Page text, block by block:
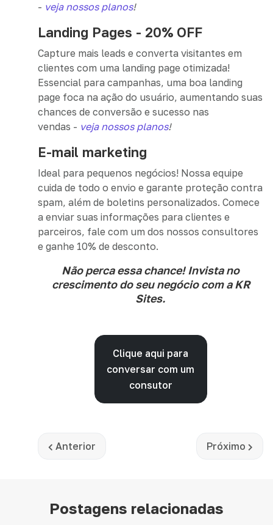
- veja nossos planos!
Landing Pages - 20% OFF
Capture mais leads e converta visitantes em
clientes com uma landing page otimizada!
Essencial para campanhas, uma boa landing
page foca na ação do usuário, aumentando suas
chances de conversão e sucesso nas
vendas - veja nossos planos!
E-mail marketing
Ideal para pequenos negócios! Nossa equipe
cuida de todo o envio e garante proteção contra
spam, além de boletins personalizados. Comece
a enviar suas informações para clientes e
parceiros, fale com um dos nossos consultores
e ganhe 10% de desconto.
Não perca essa chance! Invista no
crescimento do seu negócio com a KR
Sites.
Clique aqui para
conversar com um
consutor
Artigo anterior: Como começar um blog
Anterior Próximo
Próximo
Postagens relacionadas